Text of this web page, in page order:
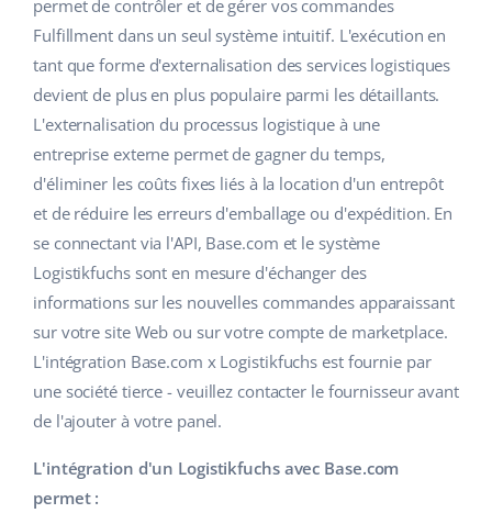
Gestion logistique
Automatisation des flux
Base Connect
L'IA au service du e-commerce
Maison et jardin
Produits pour enfants
Électronique
Pièces automobiles
Supermarché
Santé et beauté
La mode
Aide
Académie
Blog
Services
Audit des comptes
Autres
Calculateur de gains
Collaborations et partenaires
Contact
english (GB)
english (IN)
čeština
deutsch
Ελληνικά
español (AR)
español (MX)
Français
Italiano
permet de contrôler et de gérer vos commandes
Fulfillment dans un seul système intuitif. L'exécution en
tant que forme d'externalisation des services logistiques
devient de plus en plus populaire parmi les détaillants.
L'externalisation du processus logistique à une
entreprise externe permet de gagner du temps,
d'éliminer les coûts fixes liés à la location d'un entrepôt
et de réduire les erreurs d'emballage ou d'expédition. En
se connectant via l'API, Base.com et le système
Logistikfuchs sont en mesure d'échanger des
informations sur les nouvelles commandes apparaissant
sur votre site Web ou sur votre compte de marketplace.
L'intégration Base.com x Logistikfuchs est fournie par
une société tierce - veuillez contacter le fournisseur avant
de l'ajouter à votre panel.
L'intégration d'un Logistikfuchs avec Base.com
permet :